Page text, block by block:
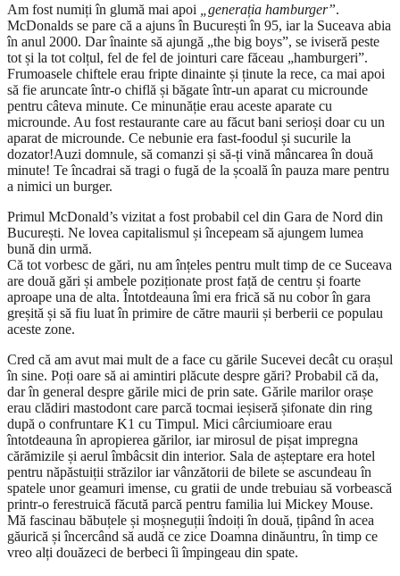
Am fost numiți în glumă mai apoi
„generația hamburger”.
McDonalds se pare că a ajuns în București în 95, iar la Suceava abia
în anul 2000. Dar înainte să ajungă „the big boys”, se iviseră peste
tot și la tot colțul, fel de fel de jointuri care făceau „hamburgeri”.
Frumoasele chiftele erau fripte dinainte și ținute la rece, ca mai apoi
să fie aruncate într-o chiflă și băgate într-un aparat cu microunde
pentru câteva minute. Ce minunăție erau aceste aparate cu
microunde. Au fost restaurante care au făcut bani serioși doar cu un
aparat de microunde. Ce nebunie era fast-foodul și sucurile la
dozator!Auzi domnule, să comanzi și să-ți vină mâncarea în două
minute! Te încadrai să tragi o fugă de la școală în pauza mare pentru
a nimici un burger.
Primul McDonald’s vizitat a fost probabil cel din Gara de Nord din
București. Ne lovea capitalismul și începeam să ajungem lumea
bună din urmă.
Că tot vorbesc de gări, nu am înțeles pentru mult timp de ce Suceava
are două gări și ambele poziționate prost față de centru și foarte
aproape una de alta. Întotdeauna îmi era frică să nu cobor în gara
greșită și să fiu luat în primire de către maurii și berberii ce populau
aceste zone.
Cred că am avut mai mult de a face cu gările Sucevei decât cu orașul
în sine. Poți oare să ai amintiri plăcute despre gări? Probabil că da,
dar în general despre gările mici de prin sate. Gările marilor orașe
erau clădiri mastodont care parcă tocmai ieșiseră șifonate din ring
după o confruntare K1 cu Timpul. Mici cârciumioare erau
întotdeauna în apropierea gărilor, iar mirosul de pișat impregna
cărămizile și aerul îmbâcsit din interior. Sala de așteptare era hotel
pentru năpăstuiții străzilor iar vânzătorii de bilete se ascundeau în
spatele unor geamuri imense, cu gratii de unde trebuiau să vorbească
printr-o ferestruică făcută parcă pentru familia lui Mickey Mouse.
Mă fascinau băbuțele și moșneguții îndoiți în două, țipând în acea
găurică și încercând să audă ce zice Doamna dinăuntru, în timp ce
vreo alți douăzeci de berbeci îi împingeau din spate.